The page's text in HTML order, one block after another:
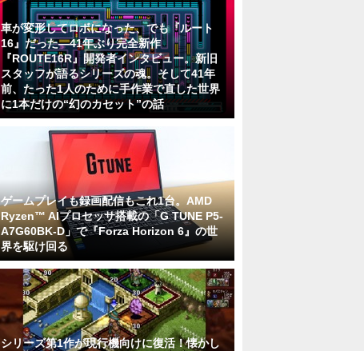
車が変形してロボになった、でも『ルート
16』だった―41年ぶり完全新作
『ROUTE16R』開発者インタビュー。新旧
スタッフが語るシリーズの魂。そして41年
前、たった1人のために手作業で直した世界
に1本だけの“幻のカセット”の話
ゲームプレイも録画配信もこれ1台。AMD
Ryzen™ AIプロセッサ搭載の「G TUNE P5-
A7G60BK-D」で『Forza Horizon 6』の世
界を駆け回る
シリーズ第1作が現行機向けに復活！懐かし